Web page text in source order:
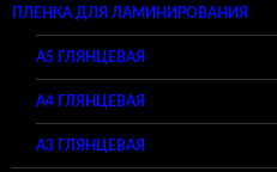
ПЛЕНКА ДЛЯ ЛАМИНИРОВАНИЯ
A5 ГЛЯНЦЕВАЯ
А4 ГЛЯНЦЕВАЯ
A3 ГЛЯНЦЕВАЯ